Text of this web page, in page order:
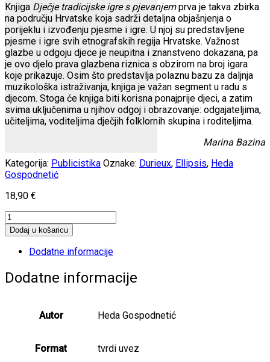
Knjiga Dječje tradicijske igre s pjevanjemprva je takva zbirka
na području Hrvatske koja sadrži detaljna objašnjenja o
porijeklu i izvođenju pjesme i igre. U njoj su predstavljene
pjesme i igre svih etnografskih regija Hrvatske. Važnost
glazbe u odgoju djece je neupitna i znanstveno dokazana, pa
je ovo djelo prava glazbena riznica s obzirom na broj igara
koje prikazuje. Osim što predstavlja polaznu bazu za daljnja
muzikološka istraživanja, knjiga je važan segment u radu s
djecom. Stoga će knjiga biti korisna ponajprije djeci, a zatim
svima uključenima u njihov odgoj i obrazovanje: odgajateljima,
učiteljima, voditeljima dječjih folklornih skupina i roditeljima.
Marina Bazina
Kategorija: Publicistika Oznake: Durieux, Ellipsis, Heda
Gospodnetić
18,90 €
Dječje
tradicijske
igre
količina
Dodaj u košaricu
Dodatne informacije
Dodatne informacije
Autor Heda Gospodnetić
Format tvrdi uvez